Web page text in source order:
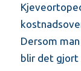
Dersom
blir det gjort